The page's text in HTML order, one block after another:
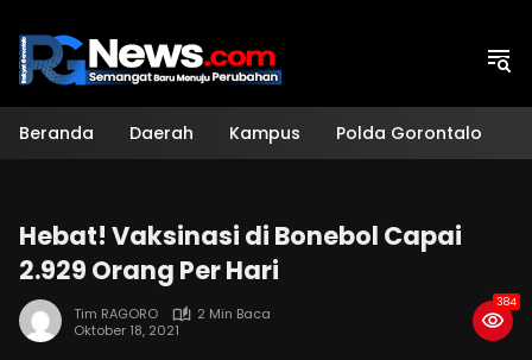
konten
Beranda Daerah Kampus Polda Gorontalo
Hebat! Vaksinasi di Bonebol Capai
2.929 Orang Per Hari
Tim RAGORO
2 Min Baca
Oktober 18, 2021
384